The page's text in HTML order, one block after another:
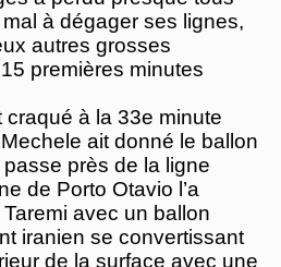
à dégager ses lignes,
autres grosses
premières minutes
à la 33e minute
ait donné le ballon
près de la ligne
de Porto Otavio l’a
avec un ballon
iranien se convertissant
de la surface avec une